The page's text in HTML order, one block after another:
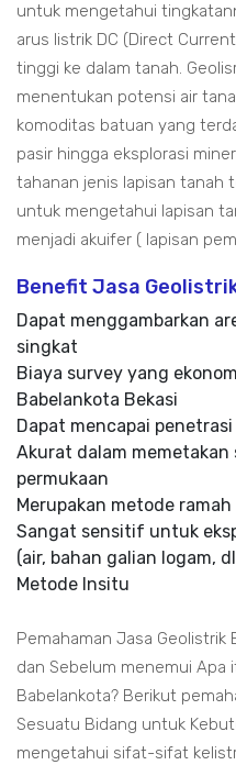
untuk mengetahui
arus listrik DC (Direct
tinggi ke dalam tanah.
menentukan potensi air
komoditas batuan yang
pasir hingga eksplorasi
tahanan jenis lapisan tanah
untuk mengetahui lapisan
menjadi akuifer ( lapisan
Benefit Jasa
Dapat menggambarkan
singkat
Biaya survey yang
Babelankota Bekasi
Dapat mencapai
Akurat dalam
permukaan
Merupakan metode
Sangat sensitif untuk
(air, bahan galian logam,
Metode Insitu
Pemahaman Jasa Geolistrik
dan Sebelum menemui Apa
Babelankota? Berikut
Sesuatu Bidang untuk
mengetahui sifat-sifat